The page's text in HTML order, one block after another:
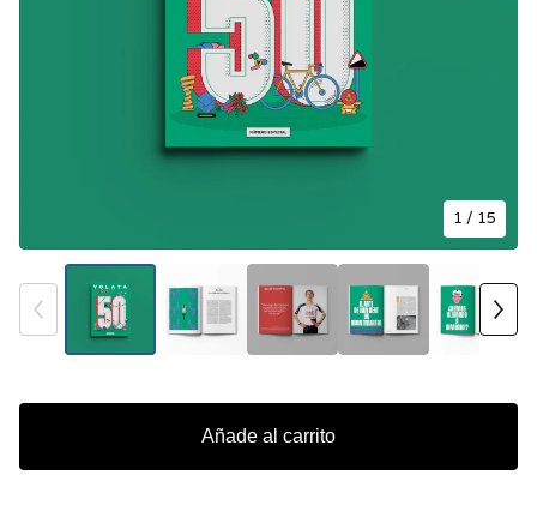
Añade al carrito
1 / 15